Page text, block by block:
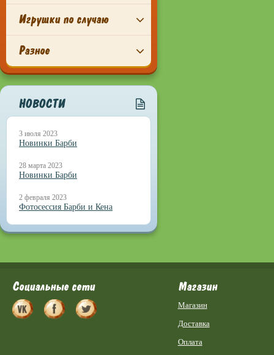
Игрушки по случаю
Разное
НОВОСТИ
3 июля 2023
Новинки Барби
28 марта 2023
Новинки Барби
2 февраля 2023
Фотосессия Барби и Кена
Социальные сети Магазин
Магазин
Доставка
Оплата